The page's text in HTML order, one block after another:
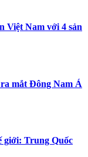
Việt Nam với 4 sản
mắt Đông Nam Á
giới: Trung Quốc